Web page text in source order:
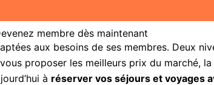
membre dès maintenant
aux besoins de ses membres. Deux
proposer les meilleurs prix du marché,
à réserver vos séjours et voyages